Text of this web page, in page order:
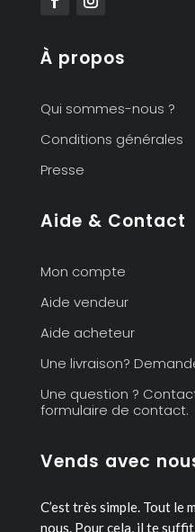
À propos
Qui sommes-nous ?
Conditions générales
Presse
Aide & Contact
Mon compte
Aide vendeur
Aide acheteur
Une livraison?
Une question ?
formulaire de contact.
Vends avec
C’est très simple. Tout le
nous. Pour cela, il te